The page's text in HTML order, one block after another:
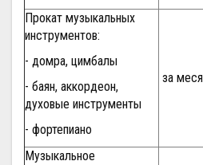
Прокат музыкальных
инструментов:
- домра, цимбалы
- баян, аккордеон,
духовые инструменты
- фортепиано
за
Музыкальное